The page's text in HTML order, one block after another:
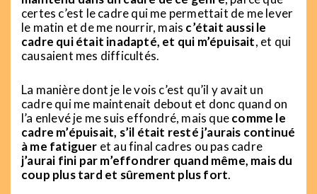
certes c’est le cadre qui me permettait de me lever
le matin et de me nourrir, mais c’était aussi le
cadre qui était inadapté, et qui m’épuisait, et qui
causaient mes difficultés.
La manière dont je le vois c’est qu’il y avait un
cadre qui me maintenait debout et donc quand on
l’a enlevé je me suis effondré, mais quecomme le
cadre m’épuisait, s’il était resté j’aurais continué
à me fatiguer et au final cadres ou pas cadre
j’aurai fini par m’effondrer quand même, mais du
coup plus tard et sûrement plus fort.